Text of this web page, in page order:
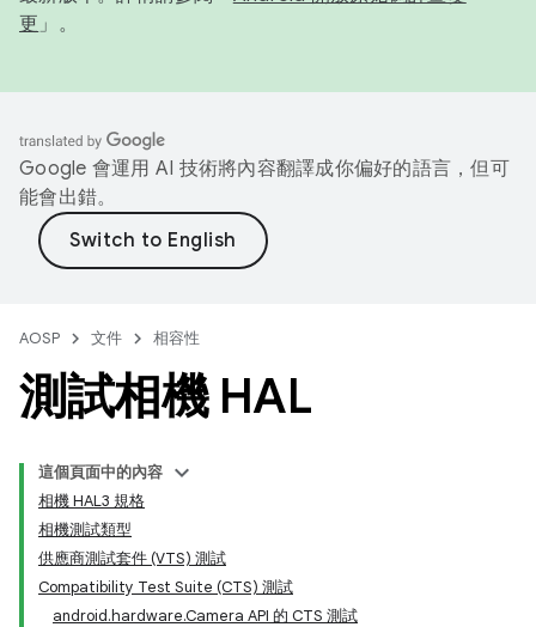
更 」。
Google 會運用 AI 技術將內容翻譯成你偏好的語言，但可
能會出錯。
AOSP 文件 相容性
測試相機 HAL
這個頁面中的內容
相機 HAL3 規格
相機測試類型
供應商測試套件 (VTS) 測試
Compatibility Test Suite (CTS) 測試
android.hardware.Camera API 的 CTS 測試